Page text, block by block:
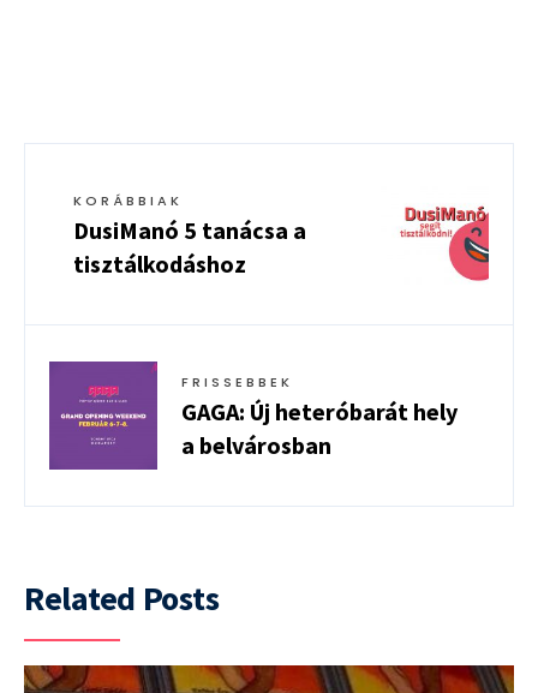
KORÁBBIAK
DusiManó 5 tanácsa a
tisztálkodáshoz
FRISSEBBEK
GAGA: Új heteróbarát hely
a belvárosban
Related Posts